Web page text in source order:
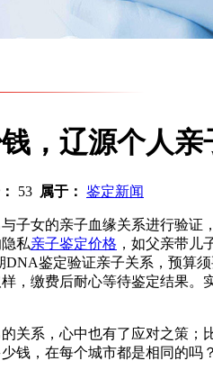
，辽源个人
53 属于： 鉴定新闻
子女的亲子血缘关系进行验
私亲子鉴定价格 ，如父亲带儿
鉴定验证亲子关系，预
，缴费后耐心等待鉴定结果
关系，心中也有了应对之策
钱，在每个城市都是相同的